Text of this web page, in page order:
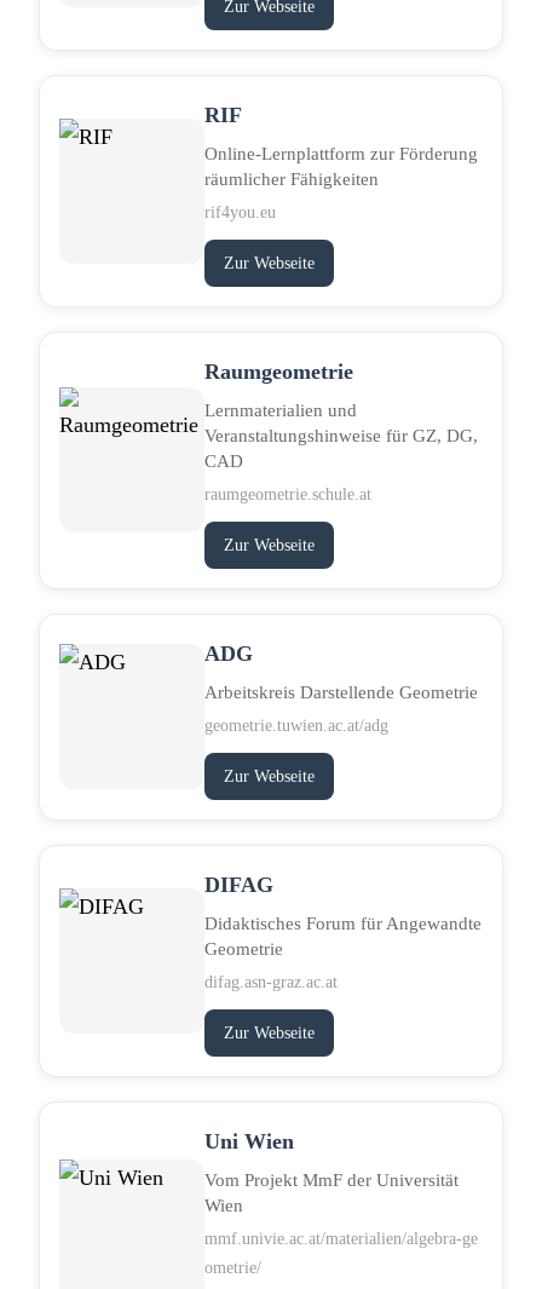
Zur Webseite
RIF
Online-Lernplattform zur Förderung
räumlicher Fähigkeiten
rif4you.eu
Zur Webseite
Raumgeometrie
Lernmaterialien und
Veranstaltungshinweise für GZ, DG,
CAD
raumgeometrie.schule.at
Zur Webseite
ADG
Arbeitskreis Darstellende Geometrie
geometrie.tuwien.ac.at/adg
Zur Webseite
DIFAG
Didaktisches Forum für Angewandte
Geometrie
difag.asn-graz.ac.at
Zur Webseite
Uni Wien
Vom Projekt MmF der Universität
Wien
mmf.univie.ac.at/materialien/algebra-ge
ometrie/